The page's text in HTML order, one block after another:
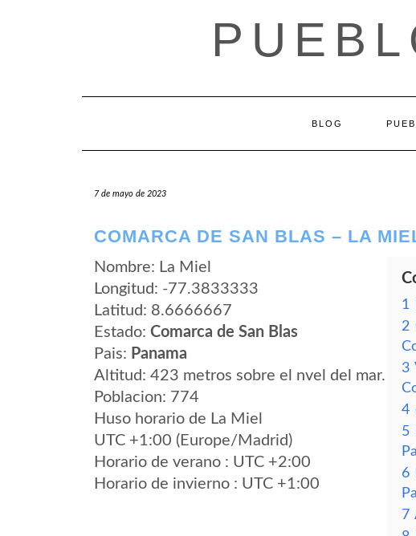
BLOG
7 de mayo de 2023
COMARCA DE SAN BLAS – LA
Nombre: La Miel
Longitud: -77.3833333
Latitud: 8.6666667
Estado: Comarca de San Blas
Pais: Panama
Altitud: 423 metros sobre el nvel del mar.
Poblacion: 774
Huso horario de La Miel
UTC +1:00 (Europe/Madrid)
Horario de verano : UTC +2:00
Horario de invierno : UTC +1:00
1
2
3
4
5
6
7